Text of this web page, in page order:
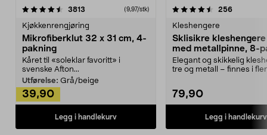
3813 anmeldelser(9,97/stk)
Kjøkkenrengjøring
Mikrofiberklut 32 x 31 cm, 4-
pakning
Kåret til «soleklar favoritt» i
svenske Afton...
Utførelse: Grå/beige
39,90
Legg i handlekurv
4.5av 5 stjerner 256
Kleshengere
Sklisikre
med metallpinne, 8-
Elegant og skikkelig
tre og metall – finnes i
79,90
Legg i handlekurv
4.5av 5 stjerner